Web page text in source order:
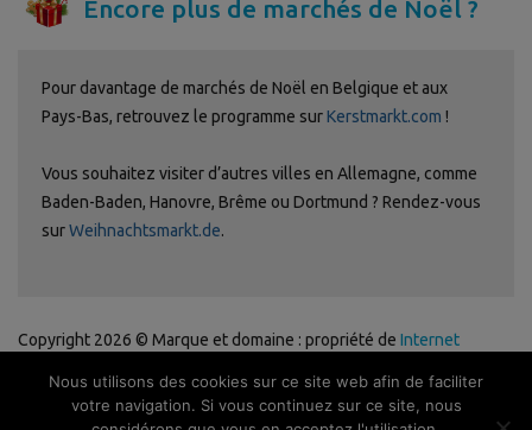
Encore plus de marchés de Noël ?
Pour davantage de marchés de Noël en Belgique et aux
Pays-Bas, retrouvez le programme surKerstmarkt.com !
Vous souhaitez visiter d’autres villes en Allemagne, comme
Baden-Baden, Hanovre, Brême ou Dortmund ? Rendez-vous
surWeihnachtsmarkt.de.
Copyright 2026 © Marque et domaine : propriété de Internet
Politique de confidentialité -Avertissement -Publicité -Contact
Nous utilisons des cookies sur ce site web afin de faciliter
votre navigation. Si vous continuez sur ce site, nous